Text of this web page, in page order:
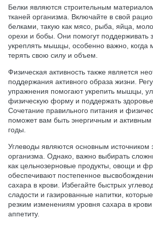
Белки являются строительным
тканей организма. Включайте в свой
белками, такую как мясо, рыба, яйца,
орехи и бобы. Они помогут поддерживать
укреплять мышцы, особенно важно,
терять свою силу и объем.
Физическая активность также является
поддержания активного образа жизни.
упражнения помогают укрепить мышцы,
физическую форму и поддержать здоровье
Сочетание правильного питания и
поможет вам быть энергичным и активным
годы.
Углеводы являются основным источником
организма. Однако, важно выбирать
как цельнозерновые продукты, овощи и
обеспечивают постепенное
сахара в крови. Избегайте быстрых
сладости и газированные напитки,
резким изменениям уровня сахара в
аппетиту.